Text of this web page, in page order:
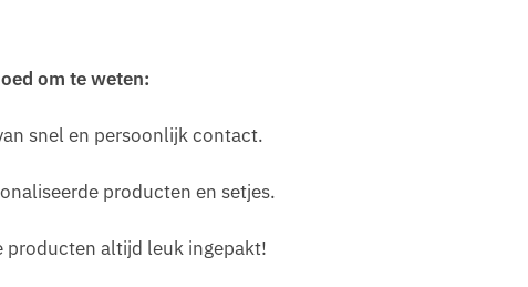
om te weten:
snel en persoonlijk contact.
producten en setjes.
producten altijd leuk ingepakt!